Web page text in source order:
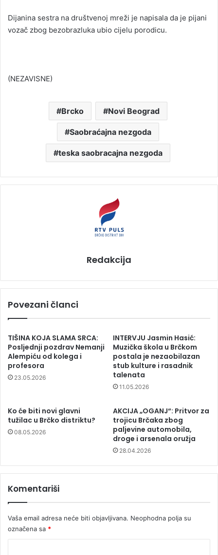
Dijanina sestra na društvenoj mreži je napisala da je pijani
vozač zbog bezobrazluka ubio cijelu porodicu.
(NEZAVISNE)
Brcko Novi Beograd
Saobraćajna nezgoda
teska saobracajna nezgoda
Redakcija
Povezani članci
TIŠINA KOJA SLAMA SRCA:
Posljednji pozdrav Nemanji
Alempiću od kolega i
profesora
23.05.2026
INTERVJU Jasmin Hasić:
Muzička škola u Brčkom
postala je nezaobilazan
stub kulture i rasadnik
talenata
11.05.2026
Ko će biti novi glavni
tužilac u Brčko distriktu?
08.05.2026
AKCIJA „OGANJ“: Pritvor za
trojicu Brčaka zbog
paljevine automobila,
droge i arsenala oružja
28.04.2026
Komentariši
Vaša email adresa neće biti objavljivana. Neophodna polja su
označena sa *